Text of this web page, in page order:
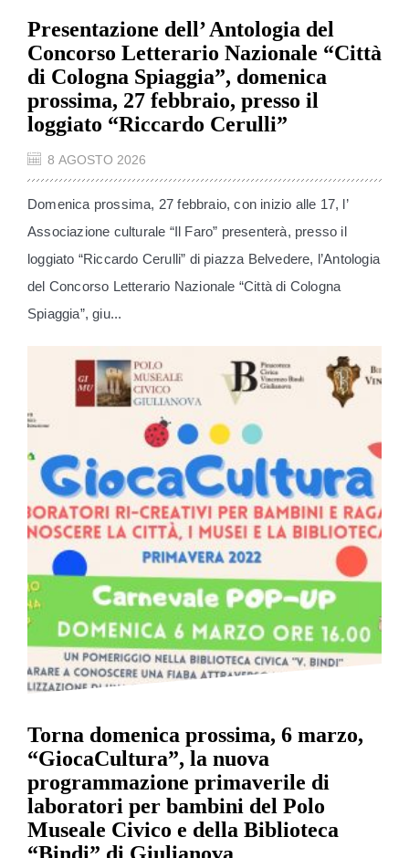
Presentazione dell’ Antologia del
Concorso Letterario Nazionale “Città
di Cologna Spiaggia”, domenica
prossima, 27 febbraio, presso il
loggiato “Riccardo Cerulli”
8 AGOSTO 2026
Domenica prossima, 27 febbraio, con inizio alle 17, l’
Associazione culturale “Il Faro” presenterà, presso il
loggiato “Riccardo Cerulli” di piazza Belvedere, l’Antologia
del Concorso Letterario Nazionale “Città di Cologna
Spiaggia”, giu...
Torna domenica prossima, 6 marzo,
“GiocaCultura”, la nuova
programmazione primaverile di
laboratori per bambini del Polo
Museale Civico e della Biblioteca